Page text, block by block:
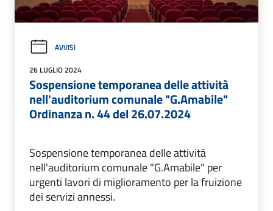
AVVISI
26 LUGLIO 2024
Sospensione temporanea delle attività
nell'auditorium comunale "G.Amabile"
Ordinanza n. 44 del 26.07.2024
Sospensione temporanea delle attività
nell'auditorium comunale "G.Amabile" per
urgenti lavori di miglioramento per la fruizione
dei servizi annessi.